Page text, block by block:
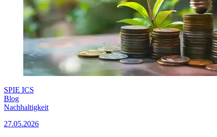
SPIE ICS
Blog
Nachhaltigkeit
27.05.2026